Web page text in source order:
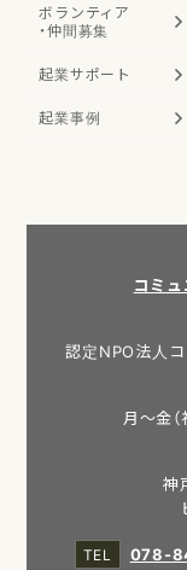
ボランティア
・仲間募集
起業サポート
起業事例
コミ
認定NPO法人
月～金
神
078-